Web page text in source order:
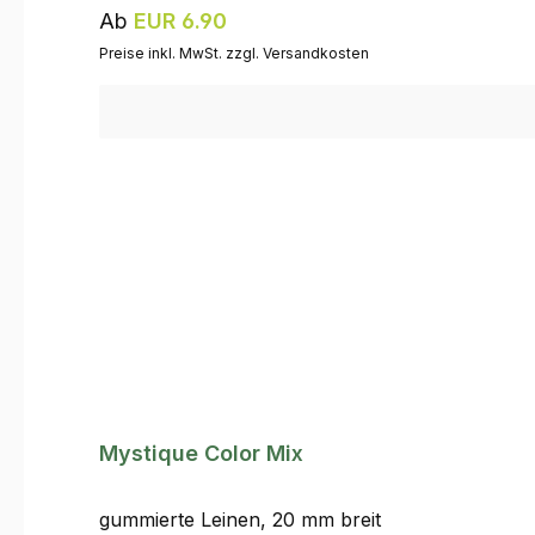
Regulärer Preis:
Ab EUR 6.90
Preise inkl. MwSt. zzgl. Versandkosten
Mystique Color Mix
gummierte Leinen, 20 mm breit